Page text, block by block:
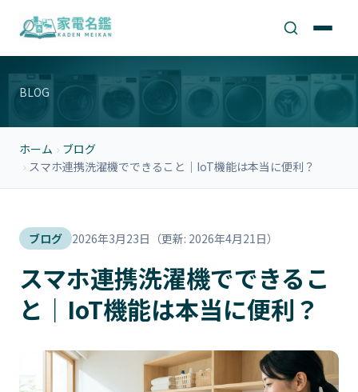
BLOG
ホーム › ブログ
› スマホ連携洗濯機でできること｜IoT機能は本当に便利？
ブログ 2026年3月23日 （更新: 2026年4月21日）
スマホ連携洗濯機でできるこ
と｜IoT機能は本当に便利？